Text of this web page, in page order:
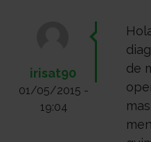
el
Transparencia
irisat90
01/05/2015 -
19:04
de